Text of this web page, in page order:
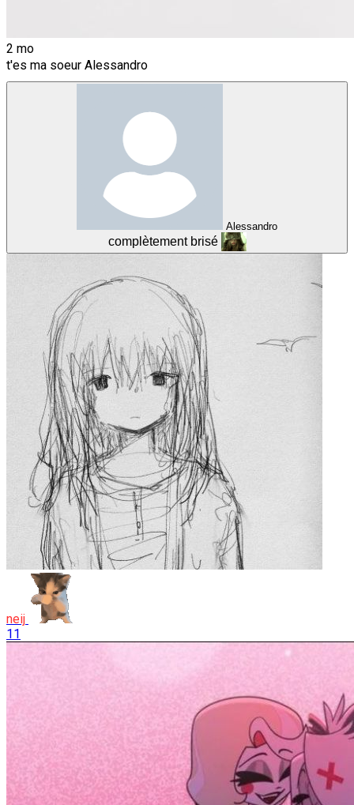
2 mo
t'es ma soeur Alessandro
Alessandro
complètement brisé
neij
11